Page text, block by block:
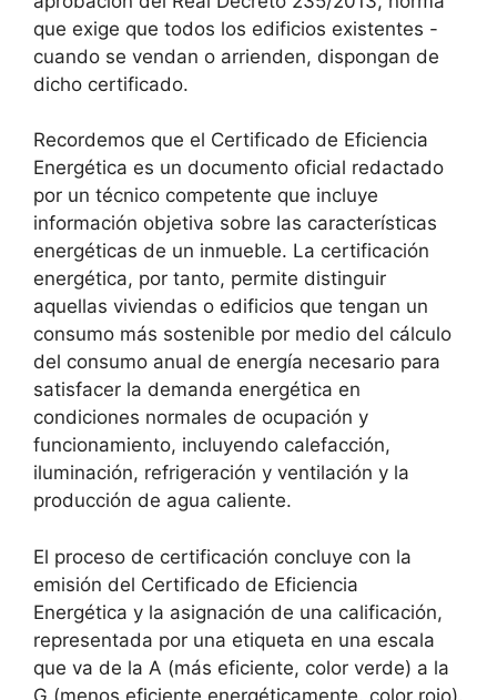
que exige que todos los edificios existentes -
cuando se vendan o arrienden, dispongan de
dicho certificado.
Recordemos que el Certificado de Eficiencia
Energética es un documento oficial redactado
por un técnico competente que incluye
información objetiva sobre las características
energéticas de un inmueble. La certificación
energética, por tanto, permite distinguir
aquellas viviendas o edificios que tengan un
consumo más sostenible por medio del cálculo
del consumo anual de energía necesario para
satisfacer la demanda energética en
condiciones normales de ocupación y
funcionamiento, incluyendo calefacción,
iluminación, refrigeración y ventilación y la
producción de agua caliente.
El proceso de certificación concluye con la
emisión del Certificado de Eficiencia
Energética y la asignación de una calificación,
representada por una etiqueta en una escala
que va de la A (más eficiente, color verde) a la
G (menos eficiente energéticamente, color rojo).